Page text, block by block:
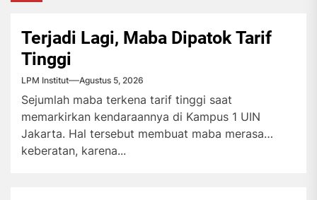
Terjadi Lagi, Maba Dipatok Tarif
Tinggi
LPM Institut Agustus 5, 2026
Sejumlah maba terkena tarif tinggi saat
memarkirkan kendaraannya di Kampus 1 UIN
Jakarta. Hal tersebut membuat maba merasa
keberatan, karena...